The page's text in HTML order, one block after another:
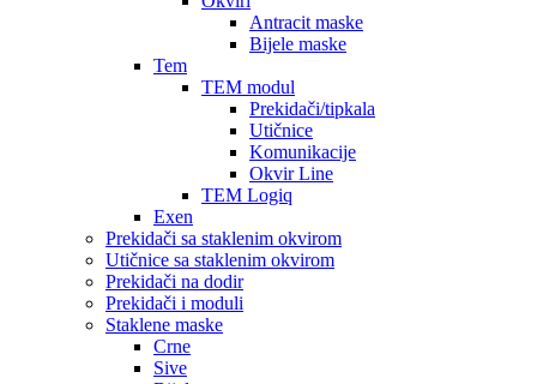
Antracit maske
Bijele maske
Tem
TEM modul
Prekidači/tipkala
Utičnice
Komunikacije
Okvir Line
TEM Logiq
Exen
Prekidači sa staklenim okvirom
Utičnice sa staklenim okvirom
Prekidači na dodir
Prekidači i moduli
Staklene maske
Crne
Sive